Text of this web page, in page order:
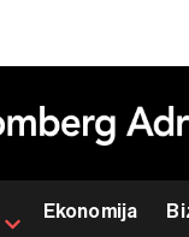
Ekonomija